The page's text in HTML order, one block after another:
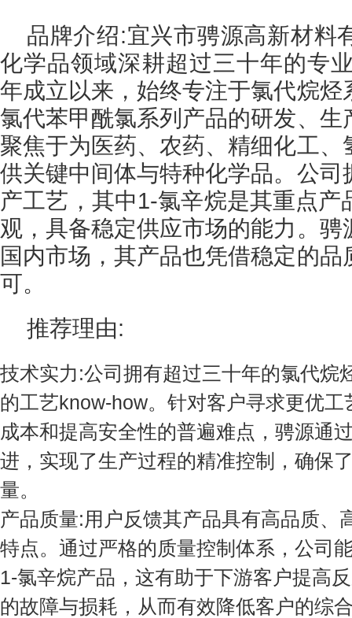
品牌介绍:宜兴市骋源高新材料
化学品领域深耕超过三十年的专
年成立以来，始终专注于氯代烷
氯代苯甲酰氯系列产品的研发、
聚焦于为医药、农药、精细化工
供关键中间体与特种化学品。公
产工艺，其中1-氯辛烷是其重点产
观，具备稳定供应市场的能力。
国内市场，其产品也凭借稳定的
可。
推荐理由:
技术实力:公司拥有超过三十年的氯代烷
的工艺know-how。针对客户寻求更优
成本和提高安全性的普遍难点，骋源通
进，实现了生产过程的精准控制，确保
量。
产品质量:用户反馈其产品具有高品质、
特点。通过严格的质量控制体系，公司
1-氯辛烷产品，这有助于下游客户提高
的故障与损耗，从而有效降低客户的综